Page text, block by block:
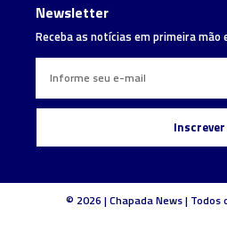
Newsletter
Receba as notícias em primeira mão
Inscrever
© 2026 | Chapada News |